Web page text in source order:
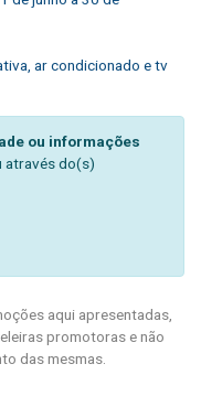
ar condicionado e tv
ou informações
através do(s)
aqui apresentadas,
promotoras e não
das mesmas.